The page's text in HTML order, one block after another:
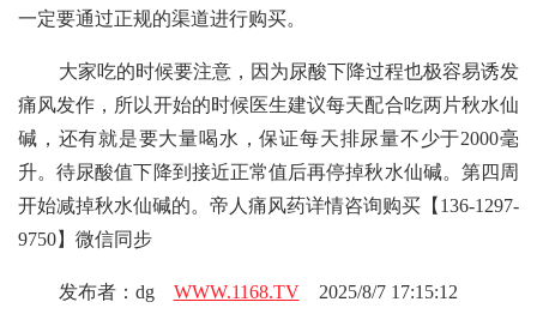
一定要通过正规的渠道进行购买。
大家吃的时候要注意，因为尿酸下降过程也极容易诱发
痛风发作，所以开始的时候医生建议每天配合吃两片秋水仙
碱，还有就是要大量喝水，保证每天排尿量不少于2000毫
升。待尿酸值下降到接近正常值后再停掉秋水仙碱。第四周
开始减掉秋水仙碱的。帝人痛风药详情咨询购买【136-1297-
9750】微信同步
发布者：dg WWW.1168.TV2025/8/7 17:15:12